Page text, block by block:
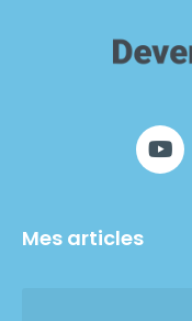
Mes articles